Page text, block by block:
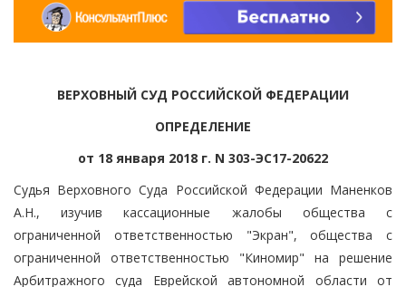
ВЕРХОВНЫЙ СУД РОССИЙСКОЙ ФЕДЕРАЦИИ
ОПРЕДЕЛЕНИЕ
от 18 января 2018 г. N 303-ЭС17-20622
Судья Верховного Суда Российской Федерации Маненков
А.Н., изучив кассационные жалобы общества с
ограниченной ответственностью "Экран", общества с
ограниченной ответственностью "Киномир" на решение
Арбитражного суда Еврейской автономной области от